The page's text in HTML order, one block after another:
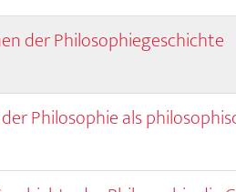
der Philosophiegeschichte
Philosophie als